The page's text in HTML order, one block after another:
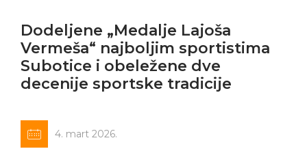
Dodeljene „Medalje Lajoša
Vermeša“ najboljim sportistima
Subotice i obeležene dve
decenije sportske tradicije
4. mart 2026.